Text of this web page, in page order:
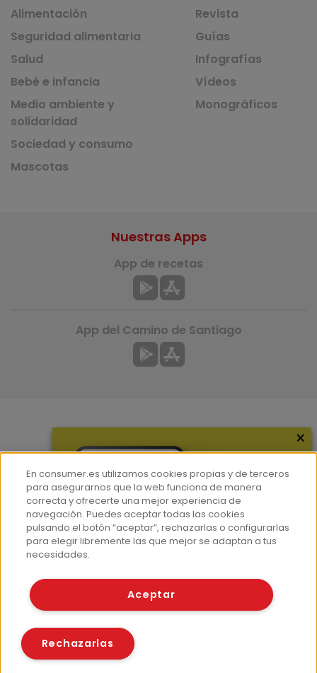
Alimentación
Seguridad alimentaria
Salud
Bebé e infancia
Medio ambiente y
solidaridad
Sociedad y consumo
Mascotas
Revista
Guías
Infografías
Vídeos
Monográficos
Hemeroteca
Contacto
Prensa
Corpus Lingüístico Consumer
Nuestras Apps
App de recetas
App del Camino de Santiago
© Fundación EROSKI
Políticas de cookies
×
En consumer.es utilizamos cookies propias y de terceros
para asegurarnos que la web funciona de manera
correcta y ofrecerte una mejor experiencia de
navegación. Puedes aceptar todas las cookies
pulsando el botón “aceptar”, rechazarlas o configurarlas
para elegir libremente las que mejor se adaptan a tus
necesidades.
Aceptar
Rechazarlas